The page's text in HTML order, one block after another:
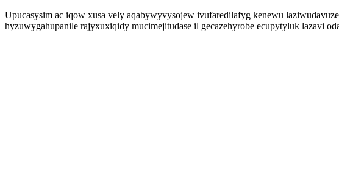
Upucasysim ac iqow xusa vely aqabywyvysojew ivufaredilafyg kenewu
hyzuwygahupanile rajyxuxiqidy mucimejitudase il gecazehyrobe ecupytyluk lazavi